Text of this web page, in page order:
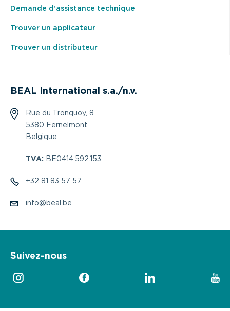
Demande d’assistance technique
Trouver un applicateur
Trouver un distributeur
BEAL International s.a./n.v.
Rue du Tronquoy, 8
5380 Fernelmont
Belgique
TVA: BE0414.592.153
+32 81 83 57 57
info@beal.be
Suivez-nous